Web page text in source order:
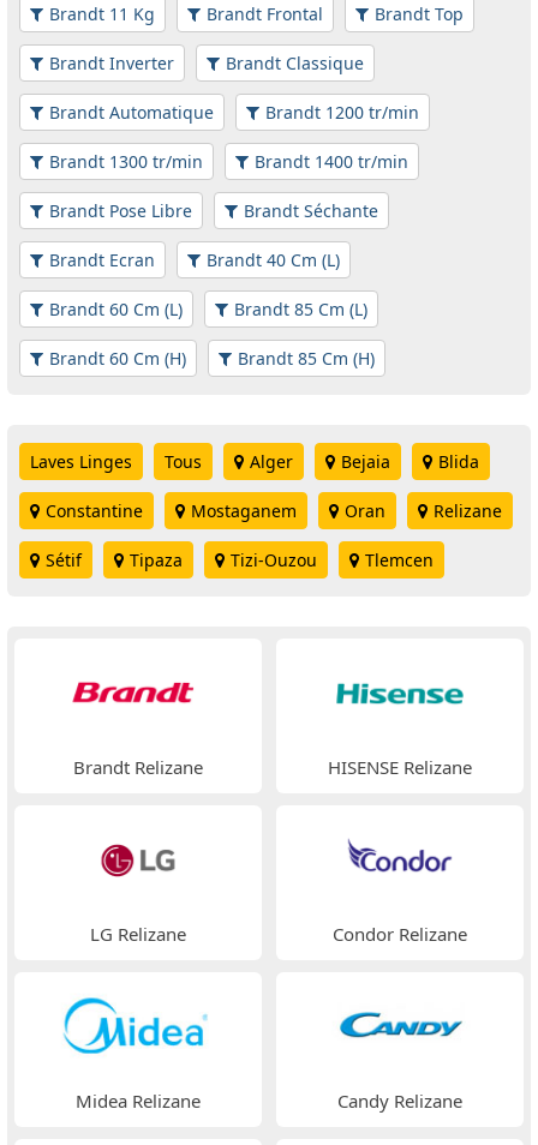
Brandt 11 Kg Brandt Frontal Brandt Top
Brandt Inverter Brandt Classique
Brandt Automatique Brandt 1200 tr/min
Brandt 1300 tr/min Brandt 1400 tr/min
Brandt Pose Libre Brandt Séchante
Brandt Ecran Brandt 40 Cm (L)
Brandt 60 Cm (L) Brandt 85 Cm (L)
Brandt 60 Cm (H) Brandt 85 Cm (H)
Laves Linges Tous Alger Bejaia Blida
Constantine Mostaganem Oran Relizane
Sétif Tipaza Tizi-Ouzou Tlemcen
Brandt Relizane HISENSE Relizane
LG Relizane Condor Relizane
Midea Relizane Candy Relizane